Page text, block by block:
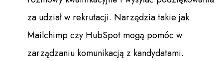
za udział w rekrutacji. Narzędzia takie jak
Mailchimp czy HubSpot mogą pomóc w
zarządzaniu komunikacją z kandydatami.